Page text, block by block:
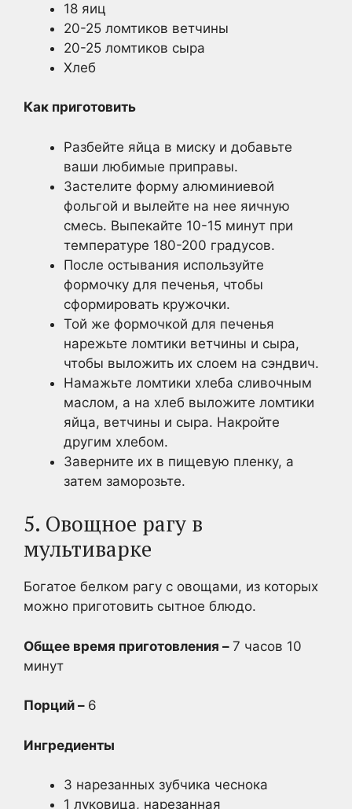
18 яиц
20-25 ломтиков ветчины
20-25 ломтиков сыра
Хлеб
Как приготовить
Разбейте яйца в миску и добавьте
ваши любимые приправы.
Застелите форму алюминиевой
фольгой и вылейте на нее яичную
смесь. Выпекайте 10-15 минут при
температуре 180-200 градусов.
После остывания используйте
формочку для печенья, чтобы
сформировать кружочки.
Той же формочкой для печенья
нарежьте ломтики ветчины и сыра,
чтобы выложить их слоем на сэндвич.
Намажьте ломтики хлеба сливочным
маслом, а на хлеб выложите ломтики
яйца, ветчины и сыра. Накройте
другим хлебом.
Заверните их в пищевую пленку, а
затем заморозьте.
5. Овощное рагу в
мультиварке
Богатое белком рагу с овощами, из которых
можно приготовить сытное блюдо.
Общее время приготовления – 7 часов 10
минут
Порций – 6
Ингредиенты
3 нарезанных зубчика чеснока
1 луковица, нарезанная